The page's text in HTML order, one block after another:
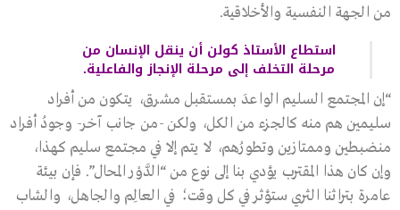
من الجهة النفسية والأخلاقية.
استطاع الأستاذ كولن أن ينقل الإنسان من
مرحلة التخلف إلى مرحلة الإنجاز والفاعلية.
“إن المجتمع السليم الواعدَ بمستقبل مشرق، يتكون من أفراد
سليمين هم منه كالجزء من الكل، ولكن -من جانب آخر- وجودُ أفراد
منضبطين وممتازين وتطورُهم، لا يتم إلا في مجتمع سليم كهذا،
وإن كان هذا المقترب يؤدي بنا إلى نوع من “الدَّوْر المحال”. فإن بيئة
عامرة بتراثنا الثري ستؤثر في كل وقت؛ في العالِم والجاهل، والشاب